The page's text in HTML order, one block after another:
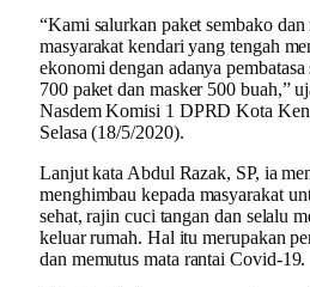
“Kami salurkan paket sembako dan
masyarakat kendari yang tengah
ekonomi dengan adanya
700 paket dan masker 500 buah,”
Nasdem Komisi 1 DPRD Kota
Selasa (18/5/2020).
Lanjut kata Abdul Razak, SP, ia
menghimbau kepada masyarakat
sehat, rajin cuci tangan dan selalu
keluar rumah. Hal itu merupakan
dan memutus mata rantai Covid-19.